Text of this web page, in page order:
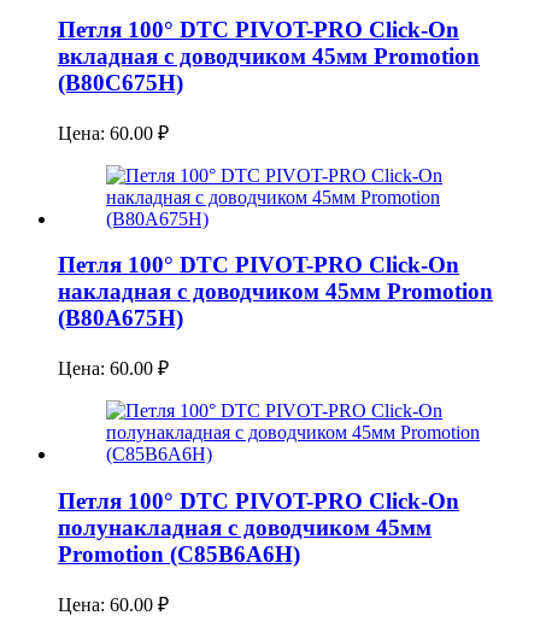
Петля 100° DTC PIVOT-PRO Click-On
вкладная с доводчиком 45мм Promotion
(B80C675H)
Цена: 60.00 ₽
Петля 100° DTC PIVOT-PRO Click-On
накладная с доводчиком 45мм Promotion
(B80A675H)
Цена: 60.00 ₽
Петля 100° DTC PIVOT-PRO Click-On
полунакладная с доводчиком 45мм
Promotion (C85B6A6H)
Цена: 60.00 ₽